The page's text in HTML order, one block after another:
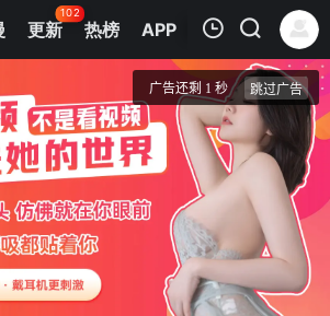
更新
102
热榜 APP
第1集
高达 复仇的镇魂曲
清空